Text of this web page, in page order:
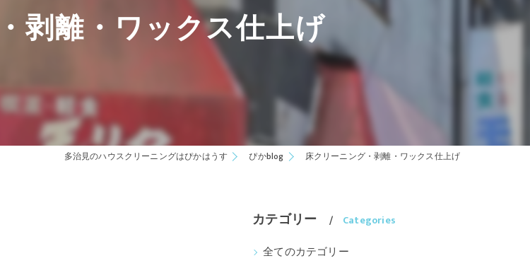
剥離・ワックス仕上げ
多治見のハウスクリーニングはぴかはうす ぴかblog 床クリーニング・剥離・ワックス仕上げ
カテゴリー Categories
全てのカテゴリー